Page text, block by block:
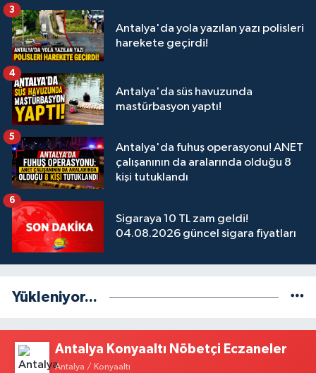
Antalya'da yola yazılan yazı polisleri
harekete geçirdi!
3
Antalya'da süs havuzunda
mastürbasyon yaptı!
4
Antalya'da fuhuş operasyonu! ANET
çalışanının da aralarında olduğu 8
kişi tutuklandı
5
Sigaraya 10 TL zam geldi!
04.08.2026 güncel sigara fiyatları
6
Yükleniyor...
Antalya Konyaaltı Nöbetçi Eczaneler
Antalya / Konyaaltı